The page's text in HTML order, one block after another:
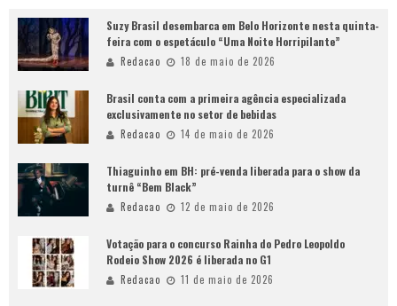
Suzy Brasil desembarca em Belo Horizonte nesta quinta-
feira com o espetáculo “Uma Noite Horripilante”
Redacao 18 de maio de 2026
Brasil conta com a primeira agência especializada
exclusivamente no setor de bebidas
Redacao 14 de maio de 2026
Thiaguinho em BH: pré-venda liberada para o show da
turnê “Bem Black”
Redacao 12 de maio de 2026
Votação para o concurso Rainha do Pedro Leopoldo
Rodeio Show 2026 é liberada no G1
Redacao 11 de maio de 2026